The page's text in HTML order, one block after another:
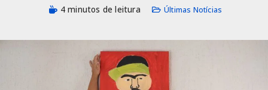
4 minutos de leitura
Últimas Notícias